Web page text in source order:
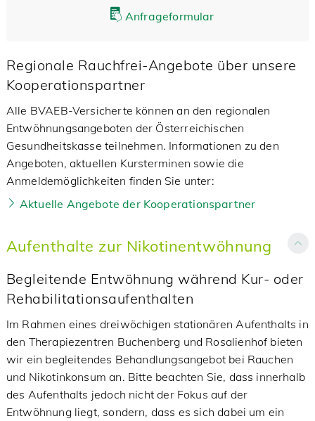
Anfrageformular
Regionale Rauchfrei-Angebote über unsere
Kooperationspartner
Alle BVAEB-Versicherte können an den regionalen
Entwöhnungsangeboten der Österreichischen
Gesundheitskasse teilnehmen. Informationen zu den
Angeboten, aktuellen Kursterminen sowie die
Anmeldemöglichkeiten finden Sie unter:
Aktuelle Angebote der Kooperationspartner
Aufenthalte zur Nikotinentwöhnung
Begleitende Entwöhnung während Kur- oder
Rehabilitationsaufenthalten
Im Rahmen eines dreiwöchigen stationären Aufenthalts in
den Therapiezentren Buchenberg und Rosalienhof bieten
wir ein begleitendes Behandlungsangebot bei Rauchen
und Nikotinkonsum an. Bitte beachten Sie, dass innerhalb
des Aufenthalts jedoch nicht der Fokus auf der
Entwöhnung liegt, sondern, dass es sich dabei um ein